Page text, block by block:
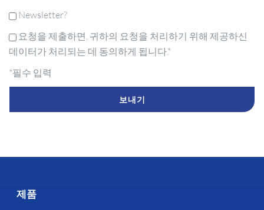
Newsletter?
요청을 제출하면, 귀하의 요청을 처리하기 위해 제공하신
데이터가 처리되는 데 동의하게 됩니다.*
*필수 입력
제품